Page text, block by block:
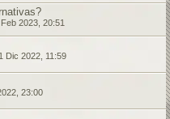
2023, 20:51
Dic 2022, 11:59
23:00